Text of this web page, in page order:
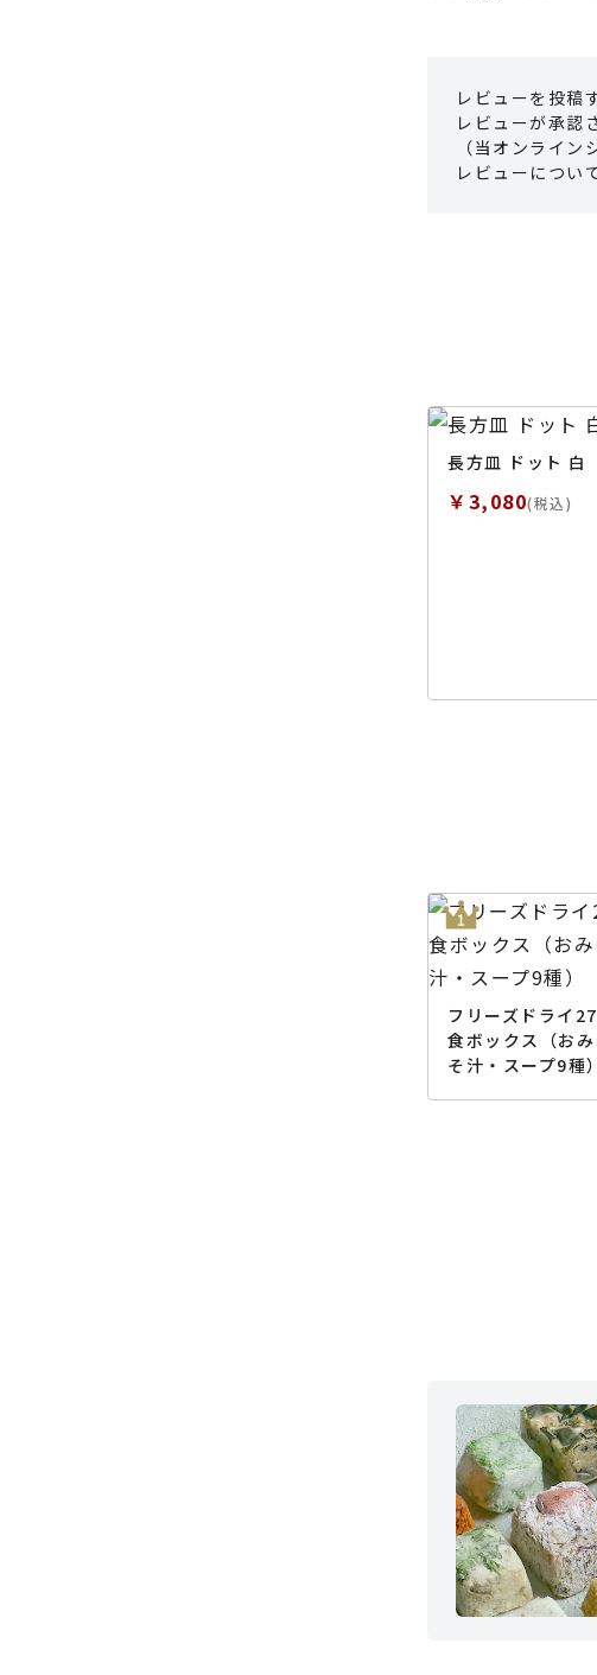
レビューを投稿
レビューが承認
（当オンライン
レビューについ
長方皿 ドット 白
￥3,080(税込)
フリーズドライ27
食ボックス（おみ
そ汁・スープ9種）